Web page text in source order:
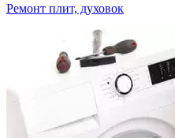
Ремонт плит, духовок